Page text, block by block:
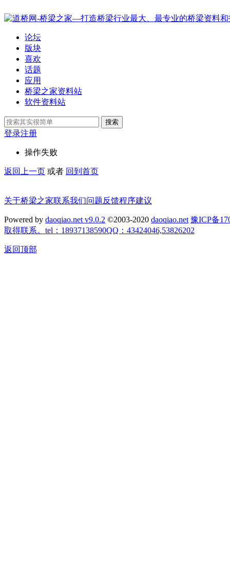
论坛
版块
喜欢
话题
应用
桥梁之家资料站
软件资料站
搜索
登录注册
操作失败
返回上一页 或者 回到首页
关于桥梁之家联系我们问题反馈程序建议
Powered by daoqiao.net v9.0.2 ©2003-2020 daoqiao.net 豫ICP备
取得联系。tel：18937138590QQ：43424046,53826202
返回顶部